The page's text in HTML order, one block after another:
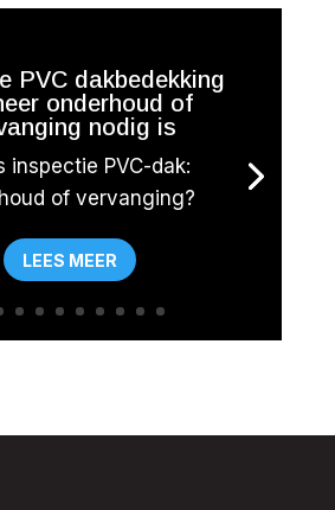
PVC dakbedekking
onderhoud of
nodig is
inspectie PVC-dak:
of vervanging?
LEES MEER